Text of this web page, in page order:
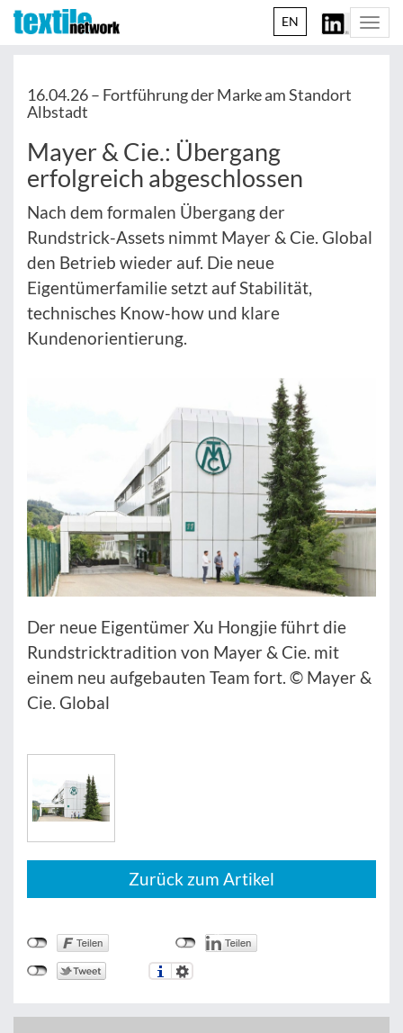
EN
16.04.26 – Fortführung der Marke am Standort
Albstadt
Mayer & Cie.: Übergang
erfolgreich abgeschlossen
Nach dem formalen Übergang der
Rundstrick-Assets nimmt Mayer & Cie. Global
den Betrieb wieder auf. Die neue
Eigentümerfamilie setzt auf Stabilität,
technisches Know-how und klare
Kundenorientierung.
Der neue Eigentümer Xu Hongjie führt die
Rundstricktradition von Mayer & Cie. mit
einem neu aufgebauten Team fort. © Mayer &
Cie. Global
Zurück zum Artikel